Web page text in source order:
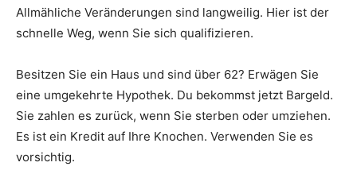
Allmähliche Veränderungen sind langweilig. Hier ist der
schnelle Weg, wenn Sie sich qualifizieren.
Besitzen Sie ein Haus und sind über 62? Erwägen Sie
eine umgekehrte Hypothek. Du bekommst jetzt Bargeld.
Sie zahlen es zurück, wenn Sie sterben oder umziehen.
Es ist ein Kredit auf Ihre Knochen. Verwenden Sie es
vorsichtig.